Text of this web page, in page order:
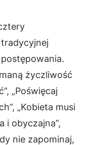
życzliwość
„Poświęcaj
„Kobieta musi
i obyczajna”,
nie zapominaj,